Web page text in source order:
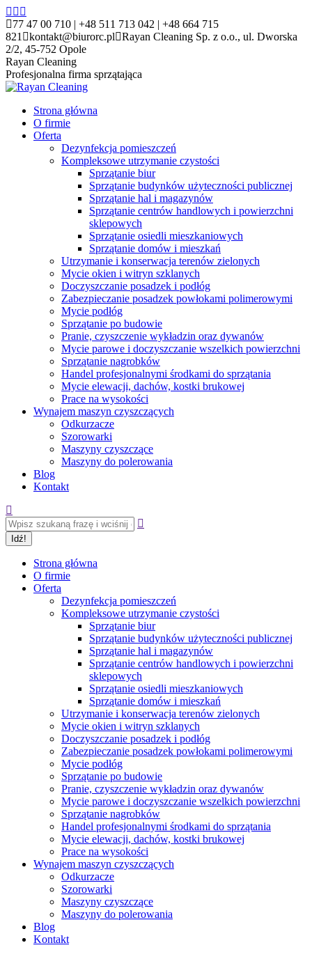
Przewiń
do
zawartości
Facebook
page
opens
in
new
window
X
page
opens
in
new
window
page
opens
in
new
window
77 47 00 710 | +48 511 713 042 | +48 664 715
821
kontakt@biurorc.pl
Rayan Cleaning Sp. z o.o., ul. Dworska
2/2, 45-752 Opole
Rayan Cleaning
Profesjonalna firma sprzątająca
Strona główna
O firmie
Oferta
Dezynfekcja pomieszczeń
Kompleksowe utrzymanie czystości
Sprzątanie biur
Sprzątanie budynków użyteczności publicznej
Sprzątanie hal i magazynów
Sprzątanie centrów handlowych i powierzchni
sklepowych
Sprzątanie osiedli mieszkaniowych
Sprzątanie domów i mieszkań
Utrzymanie i konserwacja terenów zielonych
Mycie okien i witryn szklanych
Doczyszczanie posadzek i podłóg
Zabezpieczanie posadzek powłokami polimerowymi
Mycie podłóg
Sprzątanie po budowie
Pranie, czyszczenie wykładzin oraz dywanów
Mycie parowe i doczyszczanie wszelkich powierzchni
Sprzątanie nagrobków
Handel profesjonalnymi środkami do sprzątania
Mycie elewacji, dachów, kostki brukowej
Prace na wysokości
Wynajem maszyn czyszczących
Odkurzacze
Szorowarki
Maszyny czyszczące
Maszyny do polerowania
Blog
Kontakt
Szukaj:
Strona główna
O firmie
Oferta
Dezynfekcja pomieszczeń
Kompleksowe utrzymanie czystości
Sprzątanie biur
Sprzątanie budynków użyteczności publicznej
Sprzątanie hal i magazynów
Sprzątanie centrów handlowych i powierzchni
sklepowych
Sprzątanie osiedli mieszkaniowych
Sprzątanie domów i mieszkań
Utrzymanie i konserwacja terenów zielonych
Mycie okien i witryn szklanych
Doczyszczanie posadzek i podłóg
Zabezpieczanie posadzek powłokami polimerowymi
Mycie podłóg
Sprzątanie po budowie
Pranie, czyszczenie wykładzin oraz dywanów
Mycie parowe i doczyszczanie wszelkich powierzchni
Sprzątanie nagrobków
Handel profesjonalnymi środkami do sprzątania
Mycie elewacji, dachów, kostki brukowej
Prace na wysokości
Wynajem maszyn czyszczących
Odkurzacze
Szorowarki
Maszyny czyszczące
Maszyny do polerowania
Blog
Kontakt